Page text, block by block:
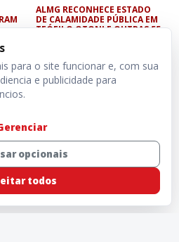
ALMG RECONHECE ESTADO
DE CALAMIDADE PÚBLICA EM
TEÓFILO OTONI E OUTRAS 55
para o site funcionar e, com sua
e publicidade para
opcionais
todos